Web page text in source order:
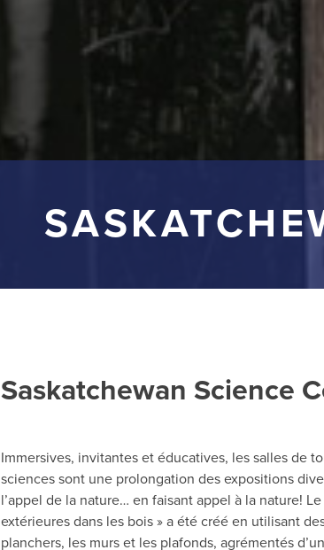
Saskatchewan Science
Immersives, invitantes et éducatives, les salles de
sciences sont une prolongation des expositions
l’appel de la nature… en faisant appel à la nature!
extérieures dans les bois » a été créé en utilisant
planchers, les murs et les plafonds, agrémentés